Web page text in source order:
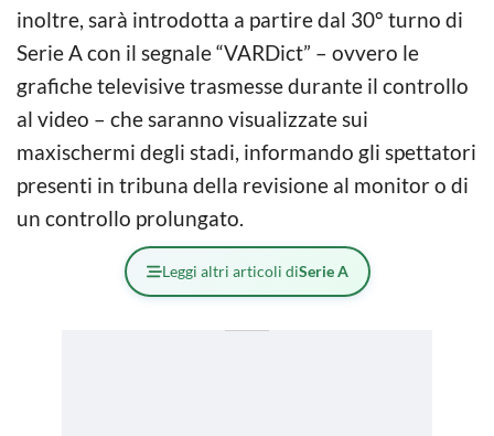
inoltre, sarà introdotta a partire dal 30° turno di
Serie A con il segnale “VARDict” – ovvero le
grafiche televisive trasmesse durante il controllo
al video – che saranno visualizzate sui
maxischermi degli stadi, informando gli spettatori
presenti in tribuna della revisione al monitor o di
un controllo prolungato.
Leggi altri articoli diSerie A